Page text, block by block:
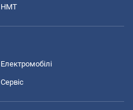
НМТ
Електромобілі
Сервіс